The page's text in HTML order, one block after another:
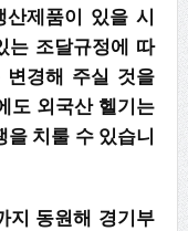
제품이 있을 시
는 조달규정에 따
경해 주실 것을
도 외국산 헬기는
치룰 수 있습니
지 동원해 경기부